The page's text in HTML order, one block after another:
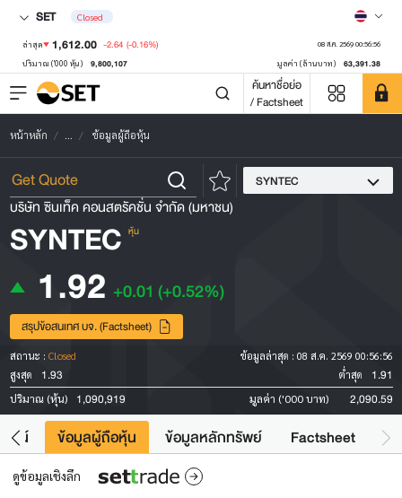
SET Closed
ล่าสุด 1,612.00 -2.64 (-0.16%) 08 ส.ค. 2569 00:56:56
ปริมาณ ('000 หุ้น) 9,800,107 มูลค่า (ล้านบาท) 63,391.38
ค้นหาชื่อย่อ
/ Factsheet
หน้าหลัก ... ข้อมูลผู้ถือหุ้น
SYNTEC
บริษัท ซินเท็ค คอนสตรัคชั่น จำกัด (มหาชน)
SYNTEC หุ้น
1.92 +0.01 (+0.52%)
สรุปข้อสนเทศ บจ. (Factsheet)
สถานะ : Closed ข้อมูลล่าสุด : 08 ส.ค. 2569 00:56:56
สูงสุด
1.93 ต่ำสุด 1.91
ปริมาณ (หุ้น) 1,090,919 มูลค่า ('000 บาท) 2,090.59
ยชน์ ข้อมูลผู้ถือหุ้น ข้อมูลหลักทรัพย์ Factsheet
ดูข้อมูลเชิงลึก